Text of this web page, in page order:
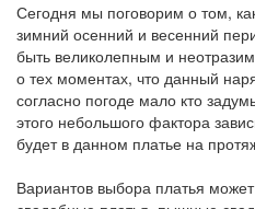
Сегодня мы поговорим о том,
зимний осенний и весенний
быть великолепным и
о тех моментах, что данный
согласно погоде мало кто
этого небольшого фактора
будет в данном платье на
Вариантов выбора платья